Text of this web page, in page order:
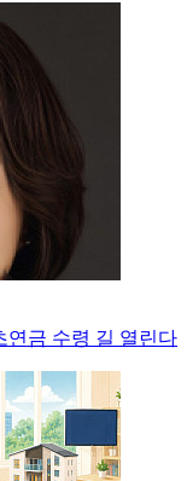
연금 수령 길 열린다